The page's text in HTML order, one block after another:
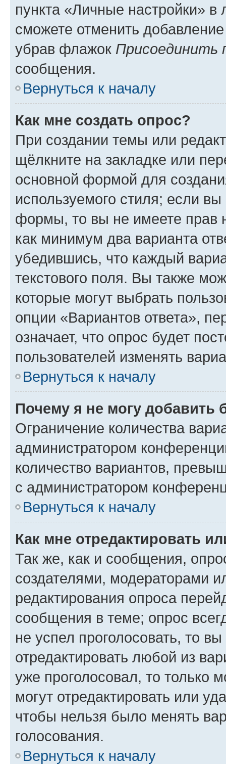
пункта «Личные настройки»
сможете отменить
убрав флажок Присоединить
сообщения.
Вернуться к началу
Как мне создать опрос?
При создании темы или
щёлкните на закладке или
основной формой для
используемого стиля; если
формы, то вы не имеете прав
как минимум два варианта
убедившись, что каждый
текстового поля. Вы также
которые могут выбрать
опции «Вариантов ответа»,
означает, что опрос будет
пользователей изменять
Вернуться к началу
Почему я не могу добавить
Ограничение количества
администратором
количество вариантов,
с администратором
Вернуться к началу
Как мне отредактировать
Так же, как и сообщения,
создателями, модераторами
редактирования опроса
сообщения в теме; опрос
не успел проголосовать, то
отредактировать любой из
уже проголосовал, то только
могут отредактировать или
чтобы нельзя было менять
голосования.
Вернуться к началу